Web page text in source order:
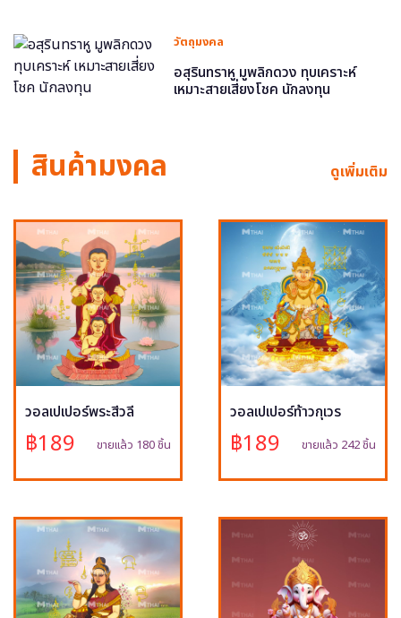
วัตถุมงคล
อสุรินทราหู มูพลิกดวง ทุบเคราะห์
เหมาะสายเสี่ยงโชค นักลงทุน
สินค้ามงคล ดูเพิ่มเติม
วอลเปเปอร์พระสีวลี
฿189 ขายแล้ว 180 ชิ้น
วอลเปเปอร์ท้าวกุเวร
฿189 ขายแล้ว 242 ชิ้น